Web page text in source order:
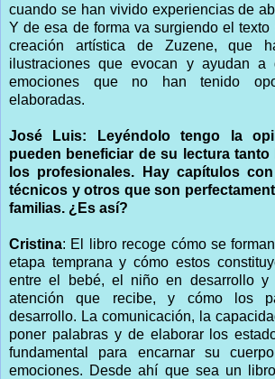
cuando se han vivido experiencias de
Y de esa de forma va surgiendo el texto
creación artística de Zuzene, que
ilustraciones que evocan y ayudan
emociones que no han tenido
elaboradas.
José Luis: Leyéndolo tengo la
pueden beneficiar de su lectura tanto
los profesionales. Hay capítulos
técnicos y otros que son
familias. ¿Es así?
Cristina: El libro recoge cómo se
etapa temprana y cómo estos
entre el bebé, el niño en desarrollo
atención que recibe, y cómo los
desarrollo. La comunicación, la
poner palabras y de elaborar los
fundamental para encarnar su
emociones. Desde ahí que sea un